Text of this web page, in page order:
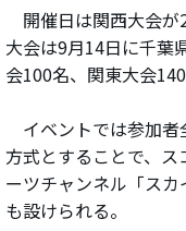
開催日は関西大会が
大会は9月14日に千葉
会100名、関東大会
イベントでは参加者
方式とすることで、
ーツチャンネル「ス
も設けられる。